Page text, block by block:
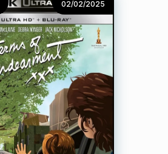
02/02/2025